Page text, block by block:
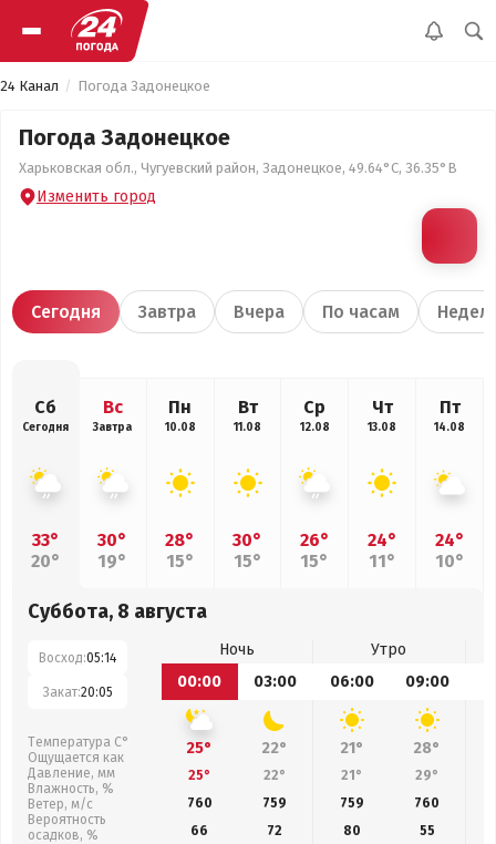
24 Канал Погода Задонецкое
Погода Задонецкое
Харьковская обл., Чугуевский район, Задонецкое, 49.64°С, 36.35°В
Изменить город
Сегодня Завтра Вчера По часам
Сб
Сегодня
33°
20°
Вс
Завтра
30°
19°
Пн
10.08
28°
15°
Вт
11.08
30°
15°
Ср
12.08
26°
15°
Чт
13.08
24°
11°
Пт
14.08
24°
10°
Суббота, 8 августа
Восход:05:14
Закат:20:05
Температура С°
Ощущается как
Давление, мм
Влажность, %
Ветер, м/с
Вероятность
осадков, %
Ночь
Утро
00:00
03:00 06:00 09:00
25° 22° 21° 28°
25° 22° 21° 29°
760
759 759 760
66
72 80 55